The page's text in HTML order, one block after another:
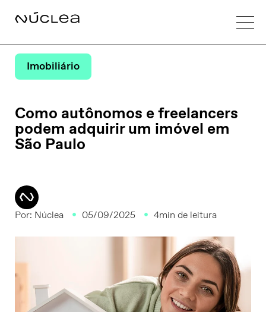
Imobiliário
Como autônomos e freelancers
podem adquirir um imóvel em
São Paulo
Por: Núclea 05/09/2025 4min de leitura